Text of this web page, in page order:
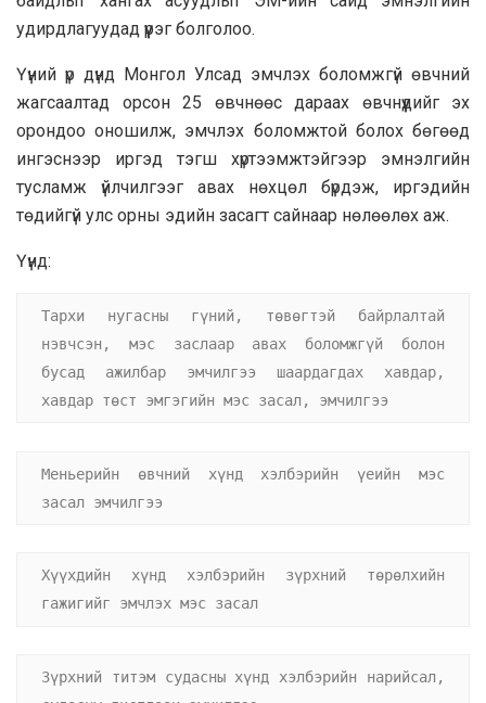
удирдлагуудад үүрэг болголоо.
Үүний үр дүнд Монгол Улсад эмчлэх боломжгүй өвчний
жагсаалтад орсон 25 өвчнөөс дараах өвчнүүдийг эх
орондоо оношилж, эмчлэх боломжтой болох бөгөөд
ингэснээр иргэд тэгш хүртээмжтэйгээр эмнэлгийн
тусламж үйлчилгээг авах нөхцөл бүрдэж, иргэдийн
төдийгүй улс орны эдийн засагт сайнаар нөлөөлөх аж.
Үүнд:
Тархи нугасны гүний, төвөгтэй байрлалтай
нэвчсэн, мэс заслаар авах боломжгүй болон
бусад ажилбар эмчилгээ шаардагдах хавдар,
хавдар төст эмгэгийн мэс засал, эмчилгээ
Меньерийн өвчний хүнд хэлбэрийн үеийн мэс
засал эмчилгээ
Хүүхдийн хүнд хэлбэрийн зүрхний төрөлхийн
гажигийг эмчлэх мэс засал
Зүрхний титэм судасны хүнд хэлбэрийн нарийсал,